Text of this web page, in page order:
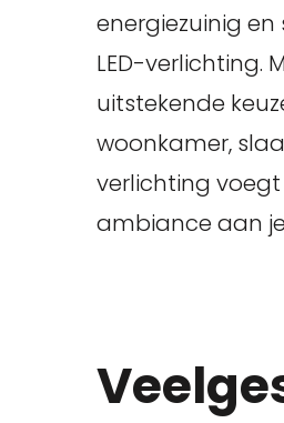
energiezuinig
LED-verlichting.
uitstekende
woonkamer,
verlichting
ambiance aan